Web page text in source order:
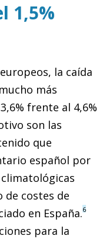
1,5%
la caída
más
frente al 4,6%
son las
que
español por
de costes de
en España.6
para la